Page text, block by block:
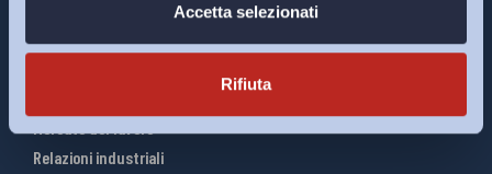
Accetta selezionati
Rifiuta
Interventi ADAPT
Relazioni industriali